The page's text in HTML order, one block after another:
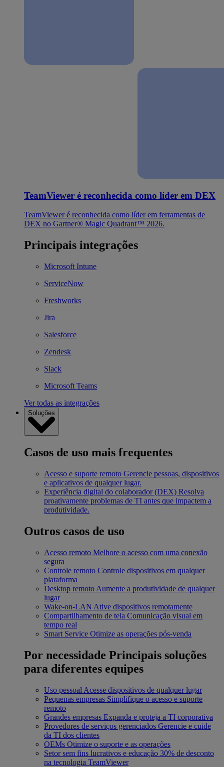
TeamViewer é reconhecida como líder em DEX
TeamViewer é reconhecida como líder em ferramentas de
DEX no Gartner® Magic Quadrant™ 2026.
Principais integrações
Microsoft Intune
ServiceNow
Freshworks
Jira
Salesforce
Zendesk
Slack
Microsoft Teams
Ver todas as integrações
Soluções
Casos de uso mais frequentes
Acesso e suporte remoto Gerencie pessoas, dispositivos
e aplicativos de qualquer lugar.
Experiência digital do colaborador (DEX) Resolva
proativamente problemas de TI antes que impactem a
produtividade.
Outros casos de uso
Acesso remoto Melhore o acesso com uma conexão
segura
Controle remoto Controle dispositivos em qualquer
plataforma
Desktop remoto Aumente a produtividade de qualquer
lugar
Wake-on-LAN Ative dispositivos remotamente
Compartilhamento de tela Comunicação visual em
tempo real
Smart Service Otimize as operações pós-venda
Por necessidade Principais soluções
para diferentes equipes
Uso pessoal Acesse dispositivos de qualquer lugar
Pequenas empresas Simplifique o acesso e suporte
remoto
Grandes empresas Expanda e proteja a TI corporativa
Provedores de serviços gerenciados Gerencie e cuide
da TI dos clientes
OEMs Otimize o suporte e as operações
Setor sem fins lucrativos e educação 30% de desconto
na tecnologia TeamViewer